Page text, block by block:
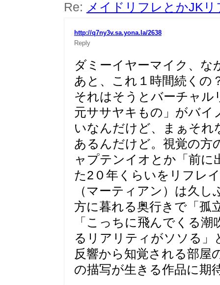
Re: メイドリフレとかJK
http://q7ny3v.sa.yona.la/2638
Reply
ダミーイヤーマイク、な
あと、これ１時間続くの
それはそうとバーチャル
元ササヤキもの」がバイ
いなんだけど、まぁそ
あるんだけど。視覚の方
ャプテンイオとか「前
た2０年くらいをリフレ
（マーティアン）は久
方に暮れる奥行きで「孤
「こっちに飛んでくる
るリアリティがソソる」
反響から知覚される部屋
の描写が生きる作品に期